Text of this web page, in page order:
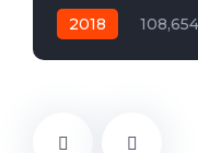
2018